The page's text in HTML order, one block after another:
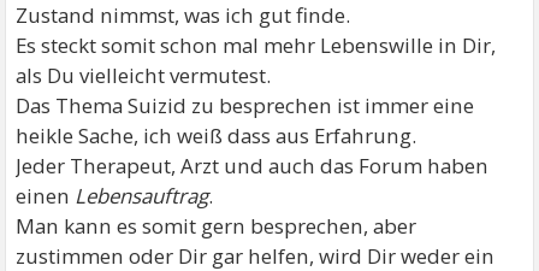
Zustand nimmst, was ich gut finde.
Es steckt somit schon mal mehr Lebenswille in Dir,
als Du vielleicht vermutest.
Das Thema Suizid zu besprechen ist immer eine
heikle Sache, ich weiß dass aus Erfahrung.
Jeder Therapeut, Arzt und auch das Forum haben
einen Lebensauftrag.
Man kann es somit gern besprechen, aber
zustimmen oder Dir gar helfen, wird Dir weder ein